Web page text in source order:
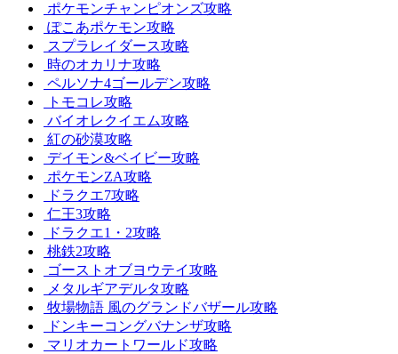
ポケモンチャンピオンズ攻略
ぽこあポケモン攻略
スプラレイダース攻略
時のオカリナ攻略
ペルソナ4ゴールデン攻略
トモコレ攻略
バイオレクイエム攻略
紅の砂漠攻略
デイモン&ベイビー攻略
ポケモンZA攻略
ドラクエ7攻略
仁王3攻略
ドラクエ1・2攻略
桃鉄2攻略
ゴーストオブヨウテイ攻略
メタルギアデルタ攻略
牧場物語 風のグランドバザール攻略
ドンキーコングバナンザ攻略
マリオカートワールド攻略